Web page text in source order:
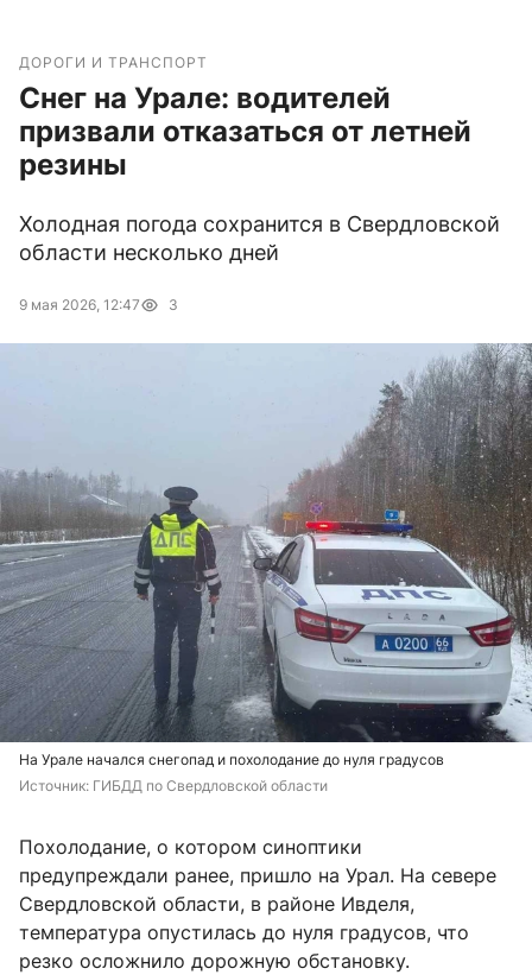
ДОРОГИ И ТРАНСПОРТ
Снег на Урале: водителей
призвали отказаться от летней
резины
Холодная погода сохранится в Свердловской
области несколько дней
9 мая 2026, 12:47 3
На Урале начался снегопад и похолодание до нуля градусов
Источник: ГИБДД по Свердловской области
Похолодание, о котором синоптики
предупреждали ранее, пришло на Урал. На севере
Свердловской области, в районе Ивделя,
температура опустилась до нуля градусов, что
резко осложнило дорожную обстановку.